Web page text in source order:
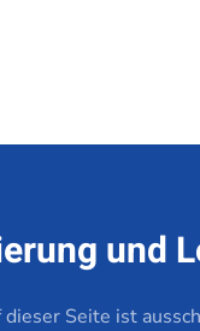
und
Seite ist